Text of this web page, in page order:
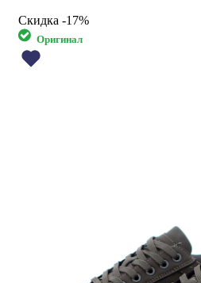
Скидка -17%
Оригинал